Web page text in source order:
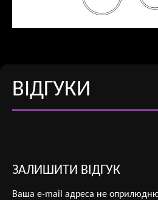
ВІДГУКИ
ЗАЛИШИТИ ВІДГУК
Ваша e-mail адреса не